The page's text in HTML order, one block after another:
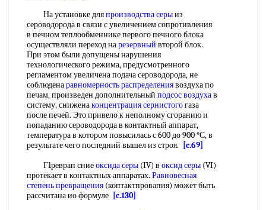
На установке дляпроизводства серыиз
сероводорода в связи с увеличением сопротивления
в печном теплообменнике первого печного блока
осуществляли переход нарезервный второй блок.
При этом были допущены нарушения
технологического режима, предусмотренного
регламентом увеличена подача сероводорода, не
соблюденаравномерность распределениявоздуха по
печам, произведен дополнительный подсос воздухав
систему, сниженаконцентрация сернистогогаза
после печей. Это привело к неполному сгоранию и
попаданию сероводорода в контактный аппарат,
температура в котором повысилась с 600 до 900 °С, в
результате чего последний вышел из строя.
[c.69]
Г1реврап сниеоксида серы (IV) в оксид серы (VI)
протекает в контактных аппаратах. Равновесная
степень превращения (коптактпровапия) может быть
рассчитана ио формуле [c.130]